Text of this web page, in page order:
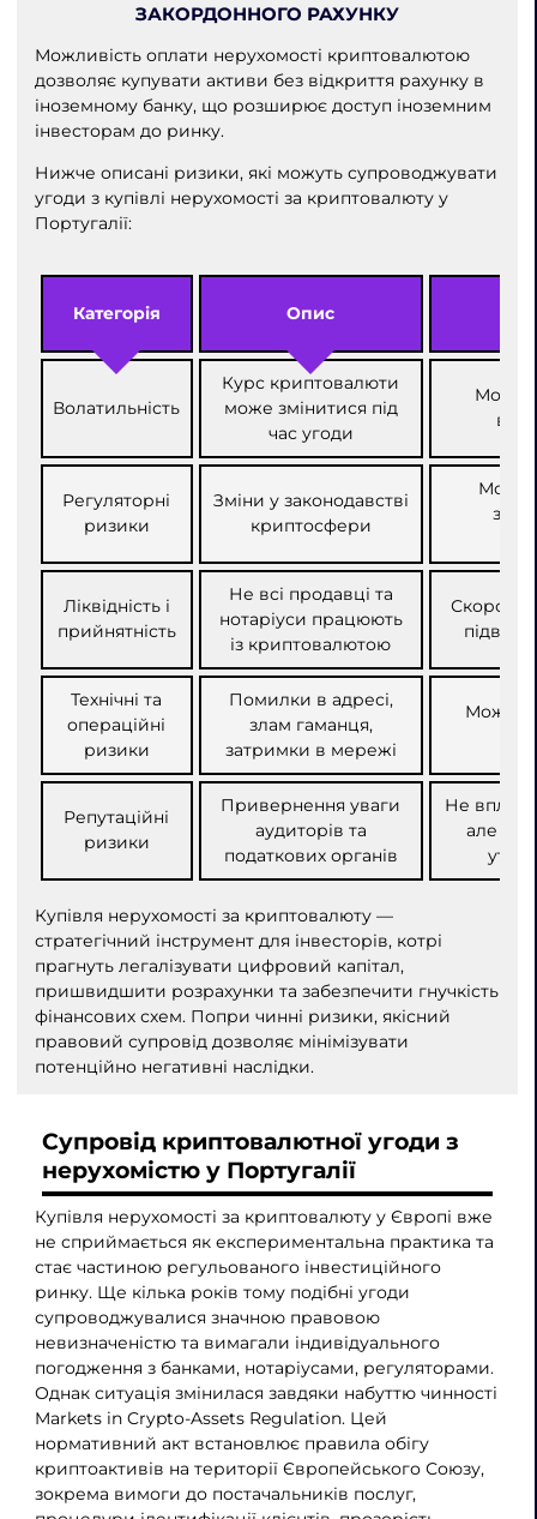
ЗАКОРДОННОГО РАХУНКУ
Можливість оплати нерухомості криптовалютою
дозволяє купувати активи без відкриття рахунку в
іноземному банку, що розширює доступ іноземним
інвесторам до ринку.
Нижче описані ризики, які можуть супроводжувати
угоди з купівлі нерухомості за криптовалюту у
Португалії:
Категорія Опис
Волатильність
Курс криптовалюти
може змінитися під
час угоди
Регуляторні
ризики
Зміни у законодавстві
криптосфери
Ліквідність і
прийнятність
Не всі продавці та
нотаріуси працюють
із криптовалютою
Скорочує
Технічні та
операційні
ризики
Помилки в адресі,
злам гаманця,
затримки в мережі
Репутаційні
ризики
Привернення уваги
аудиторів та
податкових органів
Не
але
Купівля нерухомості за криптовалюту —
стратегічний інструмент для інвесторів, котрі
прагнуть легалізувати цифровий капітал,
пришвидшити розрахунки та забезпечити гнучкість
фінансових схем. Попри чинні ризики, якісний
правовий супровід дозволяє мінімізувати
потенційно негативні наслідки.
Супровід криптовалютної угоди з
нерухомістю у Португалії
Купівля нерухомості за криптовалюту у Європі вже
не сприймається як експериментальна практика та
стає частиною регульованого інвестиційного
ринку. Ще кілька років тому подібні угоди
супроводжувалися значною правовою
невизначеністю та вимагали індивідуального
погодження з банками, нотаріусами, регуляторами.
Однак ситуація змінилася завдяки набуттю чинності
Markets in Crypto-Assets Regulation. Цей
нормативний акт встановлює правила обігу
криптоактивів на території Європейського Союзу,
зокрема вимоги до постачальників послуг,